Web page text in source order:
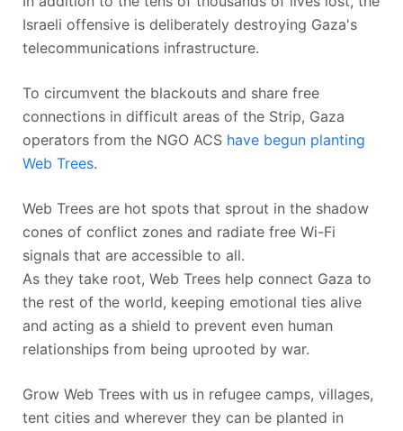
Israeli offensive is deliberately destroying Gaza's
telecommunications infrastructure.
To circumvent the blackouts and share free
connections in difficult areas of the Strip, Gaza
operators from the NGO ACS have begun planting
Web Trees.
Web Trees are hot spots that sprout in the shadow
cones of conflict zones and radiate free Wi-Fi
signals that are accessible to all.
As they take root, Web Trees help connect Gaza to
the rest of the world, keeping emotional ties alive
and acting as a shield to prevent even human
relationships from being uprooted by war.
Grow Web Trees with us in refugee camps, villages,
tent cities and wherever they can be planted in